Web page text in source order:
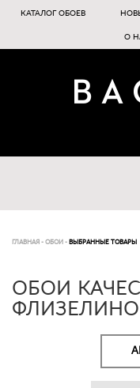
КАТАЛОГ ОБОЕВ
О
ГЛАВНАЯ - ОБОИ - ВЫБРАННЫЕ ТОВАРЫ
ОБОИ